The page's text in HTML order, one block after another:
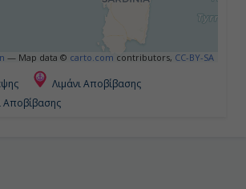
— Map data © carto.com contributors, CC-BY-SA
Λιμάνι Αποβίβασης
Αποβίβασης